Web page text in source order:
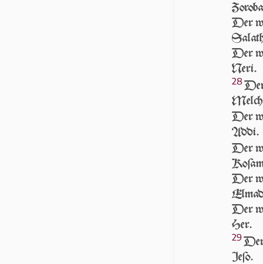
Der
Der
Neri.
28
Der
Addi.
Der
Der
Der
Her.
29Der
Jeſo.